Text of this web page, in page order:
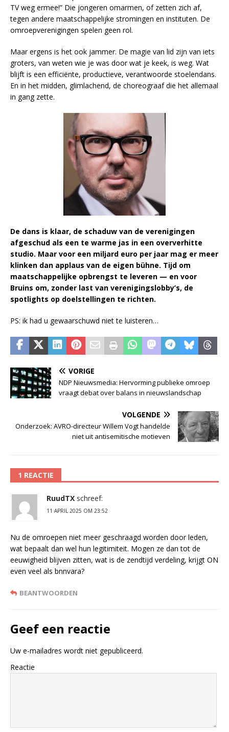
TV weg ermee!” Die jongeren omarmen, of zetten zich af,
tegen andere maatschappelijke stromingen en instituten. De
omroepverenigingen spelen geen rol.
Maar ergens is het ook jammer. De magie van lid zijn van iets
groters, van weten wie je was door wat je keek, is weg. Wat
blijft is een efficiënte, productieve, verantwoorde stoelendans.
En in het midden, glimlachend, de choreograaf die het allemaal
in gang zette.
De dans is klaar, de schaduw van de verenigingen
afgeschud als een te warme jas in een oververhitte
studio. Maar voor een miljard euro per jaar mag er meer
klinken dan applaus van de eigen bühne. Tijd om
maatschappelijke opbrengst te leveren — en voor
Bruins om, zonder last van verenigingslobby’s, de
spotlights op doelstellingen te richten.
PS: ik had u gewaarschuwd niet te luisteren…
VORIGE
NDP Nieuwsmedia: Hervorming publieke omroep
vraagt debat over balans in nieuwslandschap
VOLGENDE
Onderzoek: AVRO-directeur Willem Vogt handelde
niet uit antisemitische motieven
1 REACTIE
RuudTX schreef:
11 APRIL 2025 OM 23:52
Nu de omroepen niet meer geschraagd worden door leden,
wat bepaalt dan wel hun legitimiteit. Mogen ze dan tot de
eeuwigheid blijven zitten, wat is de zendtijd verdeling, krijgt ON
even veel als bnnvara?
BEANTWOORDEN
Geef een reactie
Uw e-mailadres wordt niet gepubliceerd.
Reactie